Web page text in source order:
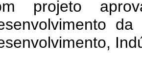
projeto